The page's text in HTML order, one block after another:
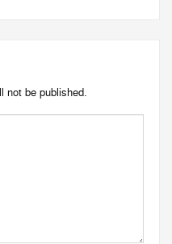
not be published.